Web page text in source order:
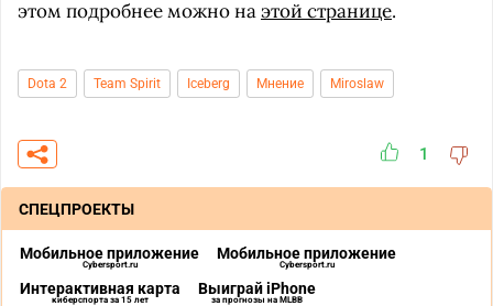
этом подробнее можно наэтой странице.
Dota 2 Team Spirit Iceberg Мнение Miroslaw
1
СПЕЦПРОЕКТЫ
Мобильное приложение
Cybersport.ru
Мобильное приложение
Cybersport.ru
Интерактивная карта
киберспорта за 15 лет
Выиграй iPhone
за прогнозы на MLBB